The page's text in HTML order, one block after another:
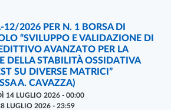
29/07/2026
12/2026 PER N. 1 BORSA DI
“SVILUPPO E VALIDAZIONE DI
AVANZATO PER LA
DELLA STABILITÀ OSSIDATIVA
SU DIVERSE MATRICI”
A. CAVAZZA)
14 LUGLIO 2026 - 00:00
LUGLIO 2026 - 23:59